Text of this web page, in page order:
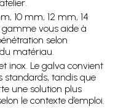
10 mm, 12 mm, 14
vous aide à
selon
du matériau.
inox. Le galva convient
standards, tandis que
une solution plus
le contexte d’emploi.